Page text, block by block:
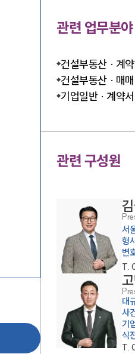
관련 업무분야
건설부동산 · 계
건설부동산 · 매
기업일반 · 계약
관련 구성원
서
형
변
T.
대
사
기
식
T.